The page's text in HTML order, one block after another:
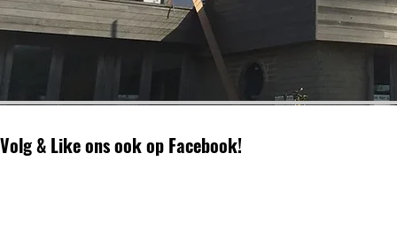
Volg & Like ons ook op Facebook!